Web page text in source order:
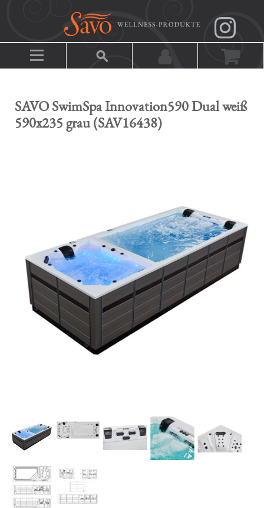
SAVO SwimSpa Innovation590 Dual weiß
590x235 grau (SAV16438)